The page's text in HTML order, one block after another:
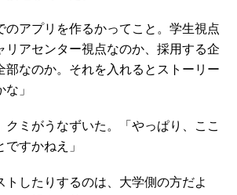
アプリを作るかってこと。学生視点
リアセンター視点なのか、採用する企
部なのか。それを入れるとストーリー
」
ミがうなずいた。「やっぱり、ここ
すかねえ」
したりするのは、大学側の方だよ